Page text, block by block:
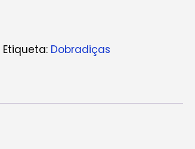
Etiqueta: Dobradiças